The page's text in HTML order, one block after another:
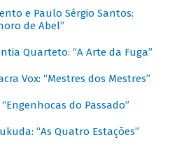
e Paulo Sérgio Santos:
de Abel”
Quarteto: “A Arte da Fuga”
Vox: “Mestres dos Mestres”
do Passado”
“As Quatro Estações”